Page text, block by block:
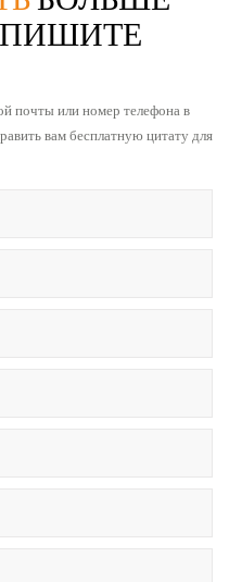
почты или номер телефона в
вам бесплатную цитату для